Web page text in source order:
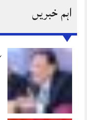
اہم خبریں